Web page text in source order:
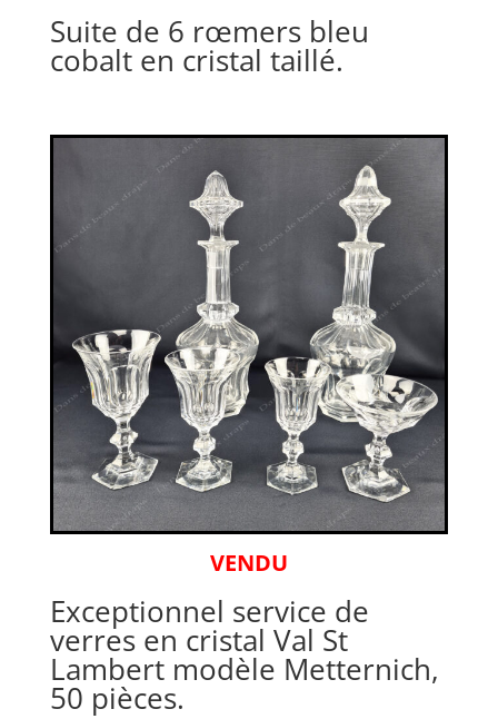
Suite de 6 rœmers bleu
cobalt en cristal taillé.
VENDU
Exceptionnel service de
verres en cristal Val St
Lambert modèle Metternich,
50 pièces.